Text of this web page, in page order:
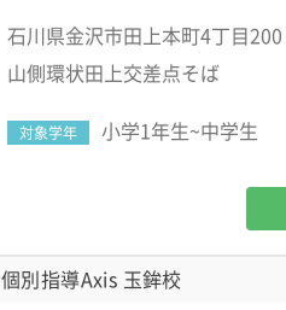
石川県金沢市田上本町4丁目
山側環状田上交差点そば
対象学年 小学1年生~中学生
個別指導Axis 玉鉾校